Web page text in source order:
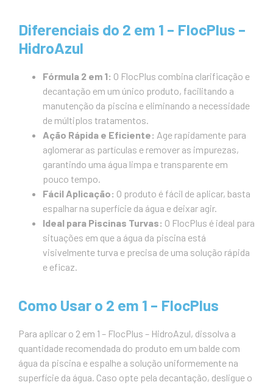
Diferenciais do 2 em 1 – FlocPlus –
HidroAzul
Fórmula 2 em 1: O FlocPlus combina clarificação e
decantação em um único produto, facilitando a
manutenção da piscina e eliminando a necessidade
de múltiplos tratamentos.
Ação Rápida e Eficiente: Age rapidamente para
aglomerar as partículas e remover as impurezas,
garantindo uma água limpa e transparente em
pouco tempo.
Fácil Aplicação: O produto é fácil de aplicar, basta
espalhar na superfície da água e deixar agir.
Ideal para Piscinas Turvas: O FlocPlus é ideal para
situações em que a água da piscina está
visivelmente turva e precisa de uma solução rápida
e eficaz.
Como Usar o 2 em 1 – FlocPlus
Para aplicar o 2 em 1 – FlocPlus – HidroAzul, dissolva a
quantidade recomendada do produto em um balde com
água da piscina e espalhe a solução uniformemente na
superfície da água. Caso opte pela decantação, desligue o